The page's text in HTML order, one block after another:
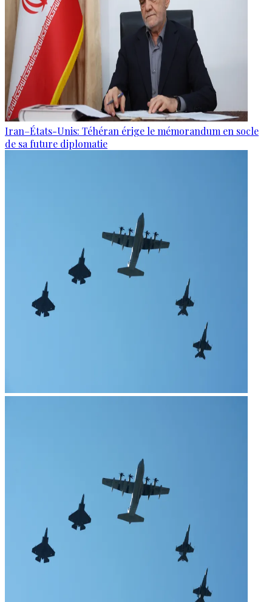
Iran–États-Unis: Téhéran érige le mémorandum en socle
de sa future diplomatie